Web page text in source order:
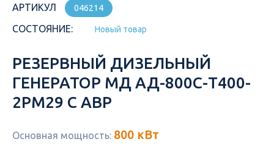
АРТИКУЛ 046214
СОСТОЯНИЕ: Новый товар
РЕЗЕРВНЫЙ ДИЗЕЛЬНЫЙ
ГЕНЕРАТОР МД АД-800С-Т400-
2РМ29 С АВР
Основная мощность: 800 кВт